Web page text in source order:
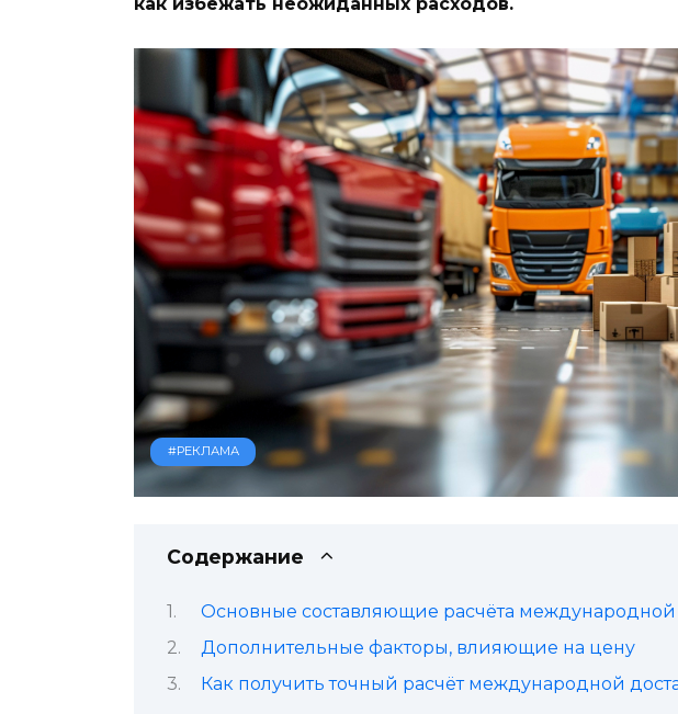
#РЕКЛАМА
Содержание
Основные составляющие расчёта международной
Дополнительные факторы, влияющие на цену
Как получить точный расчёт международной